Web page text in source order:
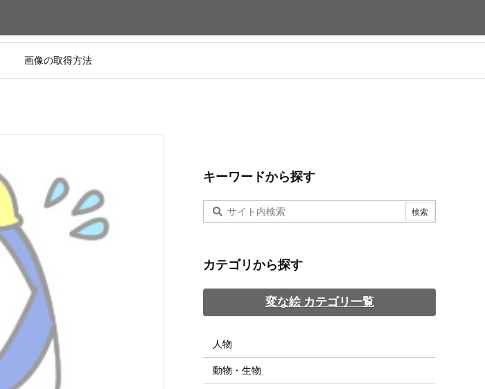
画像の取得方法
キーワードから探す
カテゴリから探す
変な絵 カテゴリ一覧
人物
動物・生物